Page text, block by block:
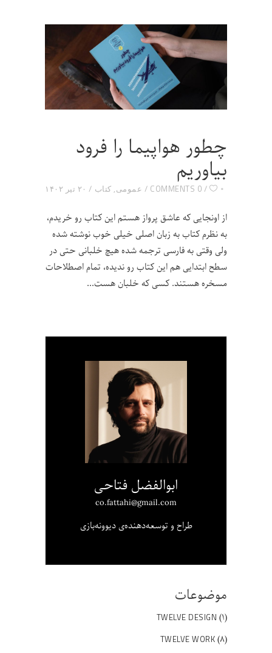
چطور هواپیما را فرود
بیاوریم
۲۰ تیر ۱۴۰۲ عمومی, کتاب 0 COMMENTS ۰
از اونجایی که عاشق پرواز هستم این کتاب رو خریدم،
به نظرم کتاب به زبان اصلی خیلی خوب نوشته شده
ولی وقتی به فارسی ترجمه شده هیچ خلبانی حتی در
سطح ابتدایی هم این کتاب رو ندیده، تمام اصطلاحات
مسخره هستند. کسی که خلبان هست
ابوالفضل فتاحی
co.fattahi@gmail.com
طراح و توسعه‌دهنده‌ی دیوونه‌بازی
موضوعات
TWELVE DESIGN (۱)
TWELVE WORK (۸)